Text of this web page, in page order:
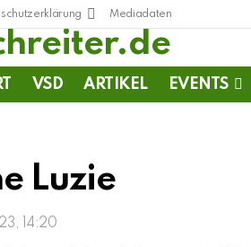
Mediadaten
VSD ARTIKEL EVENTS
Luzie
14:20